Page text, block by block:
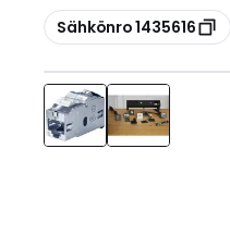
Kopioi
Sähkönro 1435616